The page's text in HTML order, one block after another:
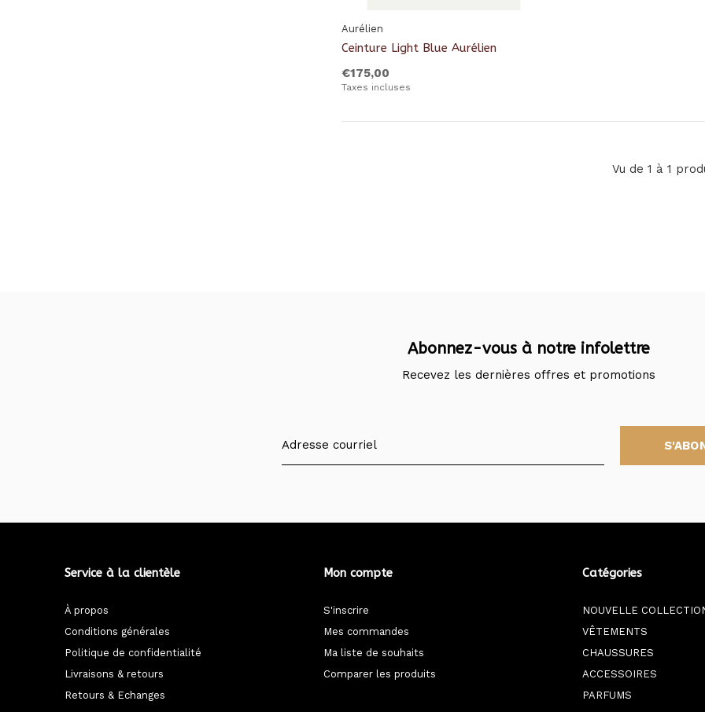
Aurélien
Ceinture Light Blue Aurélien
€175,00
Taxes incluses
Vu de 1 à 1
Abonnez-vous à notre infolettre
Recevez les dernières offres et promotions
Service à la clientèle
À propos
Conditions générales
Politique de confidentialité
Livraisons & retours
Retours & Echanges
Mon compte
S'inscrire
Mes commandes
Ma liste de souhaits
Comparer les produits
Catégories
NOUVELLE
VÊTEMENTS
CHAUSSURES
ACCESSOIRES
PARFUMS